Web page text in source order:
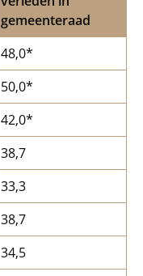
gemeenteraad
48,0*
50,0*
42,0*
38,7
33,3
38,7
34,5